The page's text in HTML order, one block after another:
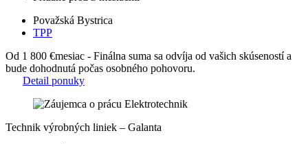
Považská Bystrica
TPP
Od 1 800 €mesiac - Finálna suma sa odvíja od vašich skúseností a
bude dohodnutá počas osobného pohovoru.
Detail ponuky
Technik výrobných liniek – Galanta